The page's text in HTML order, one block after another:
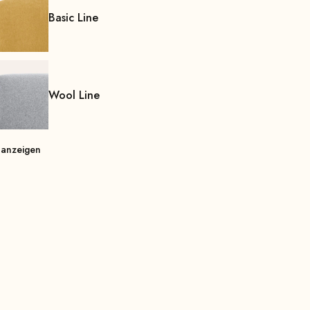
Basic Line
Wool Line